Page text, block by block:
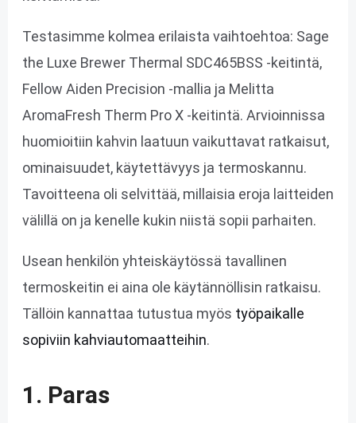
Testasimme kolmea erilaista vaihtoehtoa: Sage
the Luxe Brewer Thermal SDC465BSS -keitintä,
Fellow Aiden Precision -mallia ja Melitta
AromaFresh Therm Pro X -keitintä. Arvioinnissa
huomioitiin kahvin laatuun vaikuttavat ratkaisut,
ominaisuudet, käytettävyys ja termoskannu.
Tavoitteena oli selvittää, millaisia eroja laitteiden
välillä on ja kenelle kukin niistä sopii parhaiten.
Usean henkilön yhteiskäytössä tavallinen
termoskeitin ei aina ole käytännöllisin ratkaisu.
Tällöin kannattaa tutustua myös työpaikalle
sopiviin kahviautomaatteihin.
1. Paras